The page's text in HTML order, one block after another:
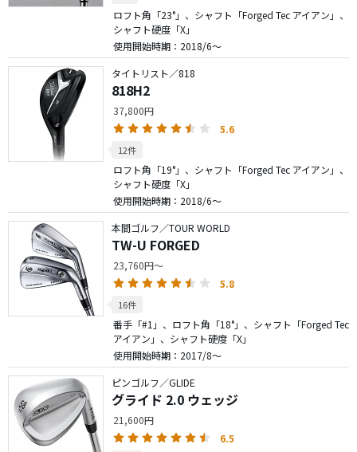
ロフト角「23°」、シャフト「Forged Tec アイアン」、
シャフト硬度「X」
使用開始時期：2018/6～
タイトリスト／818
818H2
37,800円
5.6
12件
ロフト角「19°」、シャフト「Forged Tec アイアン」、
シャフト硬度「X」
使用開始時期：2018/6～
本間ゴルフ／TOUR WORLD
TW-U FORGED
23,760円～
5.8
16件
番手「#1」、ロフト角「18°」、シャフト「Forged Tec
アイアン」、シャフト硬度「X」
使用開始時期：2017/8～
ピンゴルフ／GLIDE
グライド 2.0 ウェッジ
21,600円
6.5